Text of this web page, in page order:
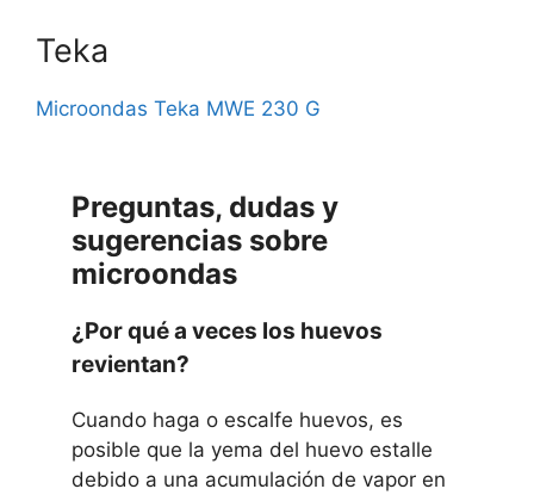
Teka
Microondas Teka MWE 230 G
Preguntas, dudas y
sugerencias sobre
microondas
¿Por qué a veces los huevos
revientan?
Cuando haga o escalfe huevos, es
posible que la yema del huevo estalle
debido a una acumulación de vapor en